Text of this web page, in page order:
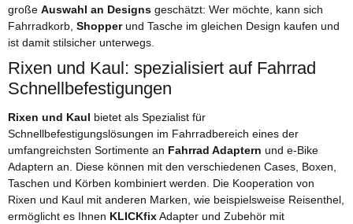
große Auswahl an Designs geschätzt: Wer möchte, kann sich
Fahrradkorb, Shopperund Tasche im gleichen Design kaufen und
ist damit stilsicher unterwegs.
Rixen und Kaul: spezialisiert auf Fahrrad
Schnellbefestigungen
Rixen und Kaul bietet als Spezialist für
Schnellbefestigungslösungen im Fahrradbereich eines der
umfangreichsten Sortimente an Fahrrad Adaptern und e-Bike
Adaptern an. Diese können mit den verschiedenen Cases, Boxen,
Taschen und Körben kombiniert werden. Die Kooperation von
Rixen und Kaul mit anderen Marken, wie beispielsweise Reisenthel,
ermöglicht es Ihnen KLICKfixAdapter und Zubehör mit